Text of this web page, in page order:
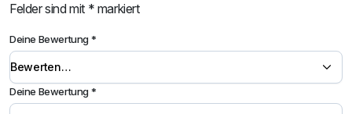
Felder sind mit * markiert
Deine Bewertung*
Deine Bewertung*